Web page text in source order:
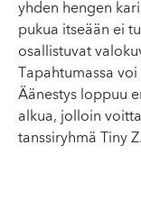
yhden hengen
pukua itseään ei
osallistuvat
Tapahtumassa
Äänestys loppuu
alkua, jolloin
tanssiryhmä Tiny Z.